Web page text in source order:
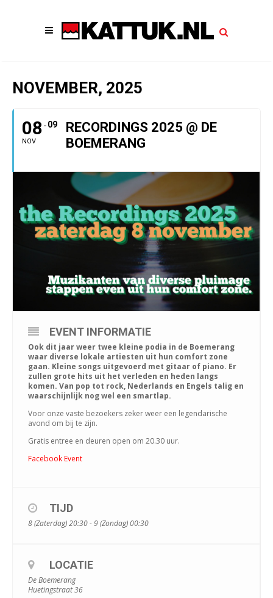
NOVEMBER, 2025
08
NOV
09
RECORDINGS 2025 @ DE
BOEMERANG
EVENT INFORMATIE
Ook dit jaar weer twee kleine podia in de Boemerang
waar diverse lokale artiesten uit hun comfort zone
gaan. Kleine songs uitgevoerd met gitaar of piano. Er
zullen grote hits uit het verleden en heden langs
komen. Van pop tot rock, Nederlands en Engels talig en
waarschijnlijk nog wel een smartlap.
Voor onze vaste bezoekers zeker weer een legendarische
avond om bij te zijn.
Gratis entree en deuren open om 20.30 uur.
Facebook Event
TIJD
8 (Zaterdag) 20:30 - 9 (Zondag) 00:30
LOCATIE
De Boemerang
Huetingstraat 36